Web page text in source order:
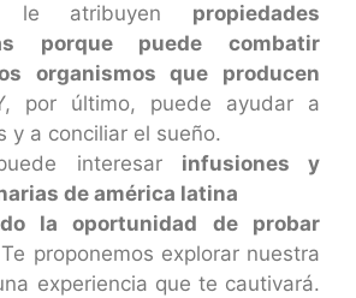
le atribuyen propiedades
porque puede combatir
organismos que producen
por último, puede ayudar a
y a conciliar el sueño.
interesar infusiones y
de américa latina
la oportunidad de probar
Te proponemos explorar nuestra
experiencia que te cautivará.